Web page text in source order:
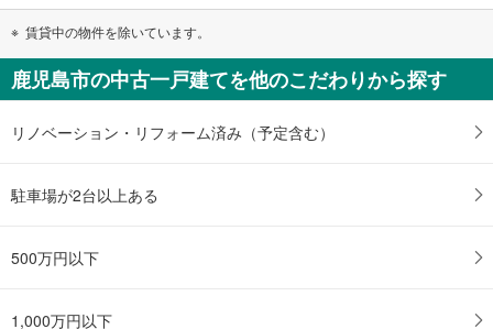
賃貸中の物件を除いています。
鹿児島市の中古一戸建てを他のこだわりから探す
リノベーション・リフォーム済み（予定含む）
駐車場が2台以上ある
500万円以下
1,000万円以下